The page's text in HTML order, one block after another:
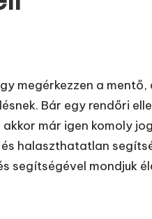
megérkezzen a
Bár egy rendőri
már igen komoly
halaszthatatlan
segítségével mondjuk